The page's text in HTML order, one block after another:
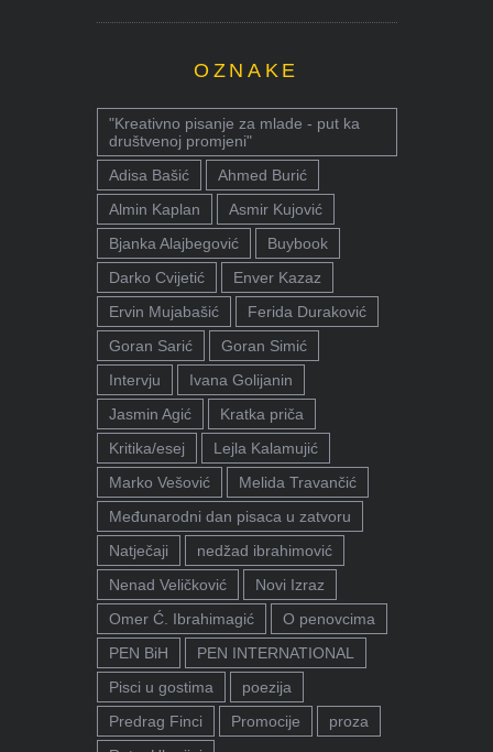
OZNAKE
"Kreativno pisanje za mlade - put ka
društvenoj promjeni"
Adisa Bašić
Ahmed Burić
Almin Kaplan
Asmir Kujović
Bjanka Alajbegović
Buybook
Darko Cvijetić
Enver Kazaz
Ervin Mujabašić
Ferida Duraković
Goran Sarić
Goran Simić
Intervju
Ivana Golijanin
Jasmin Agić
Kratka priča
Kritika/esej
Lejla Kalamujić
Marko Vešović
Melida Travančić
Međunarodni dan pisaca u zatvoru
Natječaji
nedžad ibrahimović
Nenad Veličković
Novi Izraz
Omer Ć. Ibrahimagić
O penovcima
PEN BiH
PEN INTERNATIONAL
Pisci u gostima
poezija
Predrag Finci
Promocije
proza